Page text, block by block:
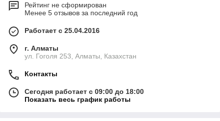
Рейтинг не сформирован
Менее 5 отзывов за последний год
Работает с 25.04.2016
г. Алматы
ул. Гоголя 253, Алматы, Казахстан
Контакты
Сегодня работает с 09:00 до 18:00
Показать весь график работы